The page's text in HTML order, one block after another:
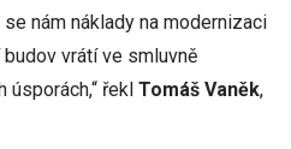
nám náklady na modernizaci
vrátí ve smluvně
úsporách,“ řekl Tomáš Vaněk,